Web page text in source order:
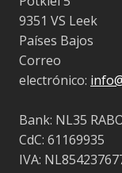
9351 VS Leek
Países Bajos
Correo
electrónico:
Bank: NL35
CdC: 61169935
IVA: